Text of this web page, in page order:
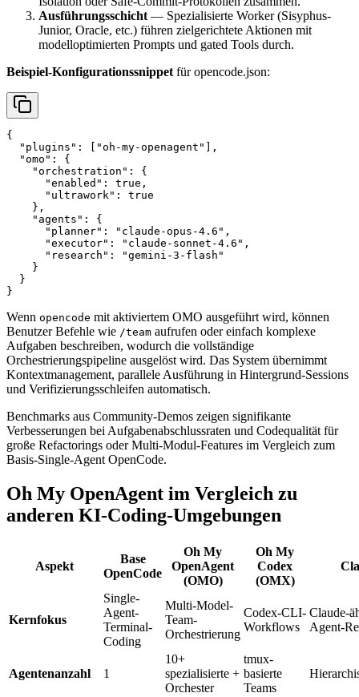
Ausführungsschicht — Spezialisierte Worker (Sisyphus-
Junior, Oracle, etc.) führen zielgerichtete Aktionen mit
modelloptimierten Prompts und gated Tools durch.
Beispiel-Konfigurationssnippet für opencode.json:
{
  "plugins": ["oh-my-openagent"],
  "omo": {
    "orchestration": {
      "enabled": true,
      "ultrawork": true
    },
    "agents": {
      "planner": "claude-opus-4.6",
      "executor": "claude-sonnet-4.6",
      "research": "gemini-3-flash"
    }
  }
Wenn opencode mit aktiviertem OMO ausgeführt wird, können
Benutzer Befehle wie /team aufrufen oder einfach komplexe
Aufgaben beschreiben, wodurch die vollständige
Orchestrierungspipeline ausgelöst wird. Das System übernimmt
Kontextmanagement, parallele Ausführung in Hintergrund-Sessions
und Verifizierungsschleifen automatisch.
Benchmarks aus Community-Demos zeigen signifikante
Verbesserungen bei Aufgabenabschlussraten und Codequalität für
große Refactorings oder Multi-Modul-Features im Vergleich zum
Basis-Single-Agent OpenCode.
Oh My OpenAgent im Vergleich zu
anderen KI-Coding-Umgebungen
Aspekt
Base
OpenCode
Oh My
OpenAgent
(OMO)
Oh My
Codex
(OMX)
Kernfokus
Single-
Agent-
Terminal-
Coding
Multi-Model-
Team-
Orchestrierung
Codex-CLI-
Workflows
Claude-
Agent-
Agentenanzahl 1
10+
spezialisierte +
Orchester
tmux-
basierte
Teams